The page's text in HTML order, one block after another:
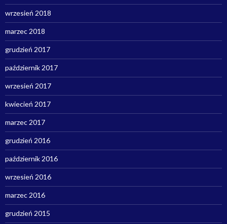
wrzesień 2018
marzec 2018
grudzień 2017
październik 2017
wrzesień 2017
kwiecień 2017
marzec 2017
grudzień 2016
październik 2016
wrzesień 2016
marzec 2016
grudzień 2015